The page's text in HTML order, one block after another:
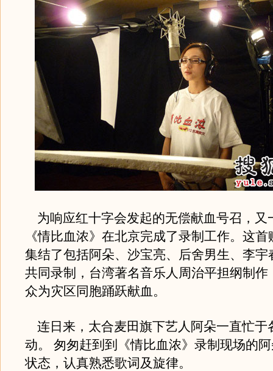
为响应红十字会发起的无偿献血号召，又
《情比血浓》在北京完成了录制工作。这
集结了包括阿朵、沙宝亮、后舍男生、李宇
共同录制，台湾著名音乐人周治平担纲制作
众为灾区同胞踊跃献血。
连日来，太合麦田旗下艺人阿朵一直忙于
动。 匆匆赶到到《情比血浓》录制现场的
状态，认真熟悉歌词及旋律。